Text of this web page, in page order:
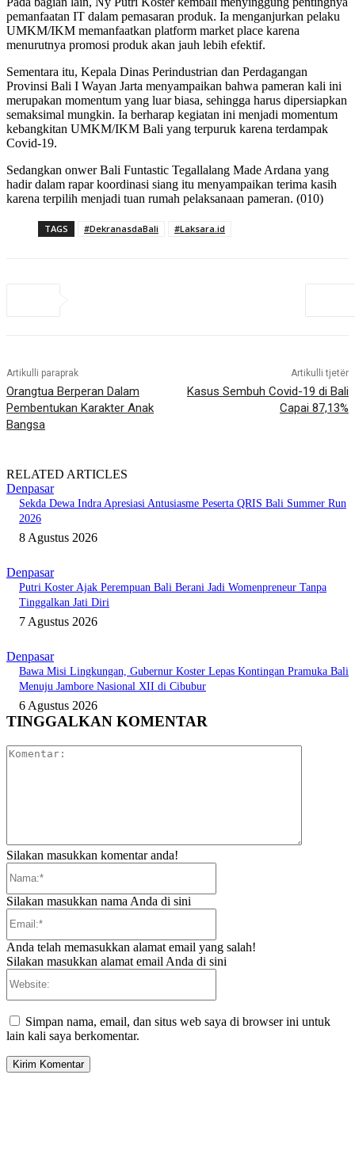
pemanfaatan IT dalam pemasaran produk. Ia menganjurkan pelaku
UMKM/IKM memanfaatkan platform market place karena
menurutnya promosi produk akan jauh lebih efektif.
Sementara itu, Kepala Dinas Perindustrian dan Perdagangan
Provinsi Bali I Wayan Jarta menyampaikan bahwa pameran kali ini
merupakan momentum yang luar biasa, sehingga harus dipersiapkan
semaksimal mungkin. Ia berharap kegiatan ini menjadi momentum
kebangkitan UMKM/IKM Bali yang terpuruk karena terdampak
Covid-19.
Sedangkan onwer Bali Funtastic Tegallalang Made Ardana yang
hadir dalam rapar koordinasi siang itu menyampaikan terima kasih
karena terpilih menjadi tuan rumah pelaksanaan pameran. (010)
TAGS #DekranasdaBali #Laksara.id
Artikulli paraprak
Orangtua Berperan Dalam
Pembentukan Karakter Anak
Bangsa
Artikulli tjetër
Kasus Sembuh Covid-19 di Bali
Capai 87,13%
RELATED ARTICLES
Denpasar
Sekda Dewa Indra Apresiasi Antusiasme Peserta QRIS Bali Summer Run
2026
8 Agustus 2026
Denpasar
Putri Koster Ajak Perempuan Bali Berani Jadi Womenpreneur Tanpa
Tinggalkan Jati Diri
7 Agustus 2026
Denpasar
Bawa Misi Lingkungan, Gubernur Koster Lepas Kontingan Pramuka Bali
Menuju Jambore Nasional XII di Cibubur
6 Agustus 2026
TINGGALKAN KOMENTAR
Silakan masukkan komentar anda!
Silakan masukkan nama Anda di sini
Anda telah memasukkan alamat email yang salah!
Silakan masukkan alamat email Anda di sini
Simpan nama, email, dan situs web saya di browser ini untuk
lain kali saya berkomentar.